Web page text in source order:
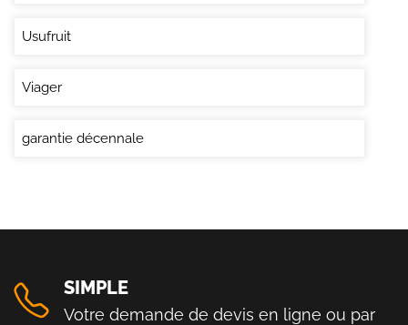
Usufruit
Viager
garantie décennale
SIMPLE
Votre demande de devis en ligne ou par